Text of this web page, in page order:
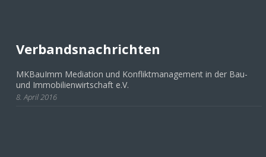
Verbandsnachrichten
MKBauImm Mediation und Konfliktmanagement in der Bau-
und Immobilienwirtschaft e.V.
8. April 2016